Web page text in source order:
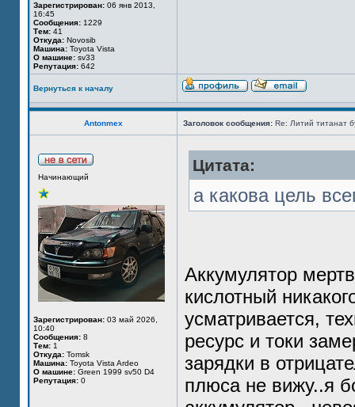
Зарегистрирован: 06 янв 2013,
16:45
Сообщения: 1229
Тем: 41
Откуда: Novosib
Машина: Toyota Vista
О машине: sv33
Репутация: 642
Вернуться к началу
Antonmex Заголовок сообщения: Re: Литий титанат
Начинающий
Зарегистрирован: 03 май 2026,
10:40
Сообщения: 8
Тем: 1
Откуда: Tomsk
Машина: Toyota Vista Ardeo
О машине: Green 1999 sv50 D4
Репутация: 0
Цитата:
а какова цель
Аккумулятор
кислотный
усматривается,
ресурс и токи
зарядки в
плюса не вижу..я